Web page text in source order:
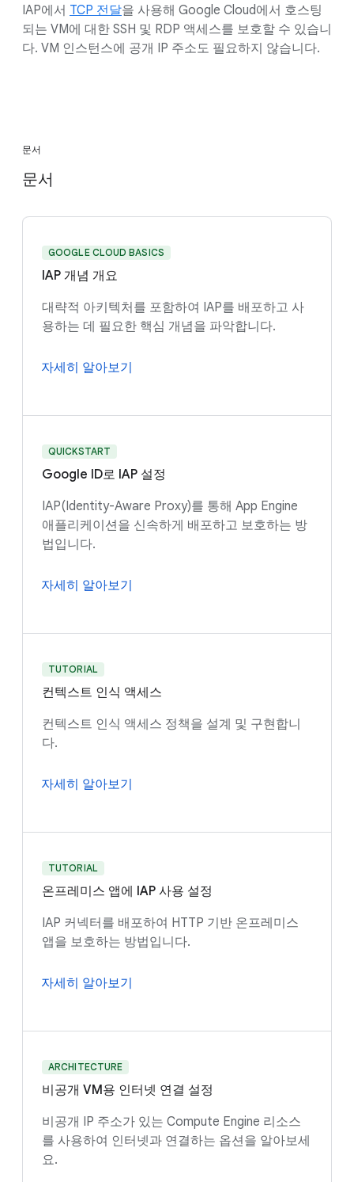
IAP에서 TCP 전달을 사용해 Google Cloud에서 호스팅
되는 VM에 대한 SSH 및 RDP 액세스를 보호할 수 있습니
다. VM 인스턴스에 공개 IP 주소도 필요하지 않습니다.
문서
문서
GOOGLE CLOUD BASICS
IAP 개념 개요
대략적 아키텍처를 포함하여 IAP를 배포하고 사
용하는 데 필요한 핵심 개념을 파악합니다.
자세히 알아보기
QUICKSTART
Google ID로 IAP 설정
IAP(Identity-Aware Proxy)를 통해 App Engine
애플리케이션을 신속하게 배포하고 보호하는 방
법입니다.
자세히 알아보기
TUTORIAL
컨텍스트 인식 액세스
컨텍스트 인식 액세스 정책을 설계 및 구현합니
다.
자세히 알아보기
TUTORIAL
온프레미스 앱에 IAP 사용 설정
IAP 커넥터를 배포하여 HTTP 기반 온프레미스
앱을 보호하는 방법입니다.
자세히 알아보기
ARCHITECTURE
비공개 VM용 인터넷 연결 설정
비공개 IP 주소가 있는 Compute Engine 리소스
를 사용하여 인터넷과 연결하는 옵션을 알아보세
요.